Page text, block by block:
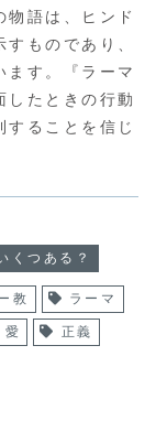
語は、ヒンド
ものであり、
ます。『ラーマ
したときの行動
ることを信じ
くつある？
教 ラーマ
愛 正義